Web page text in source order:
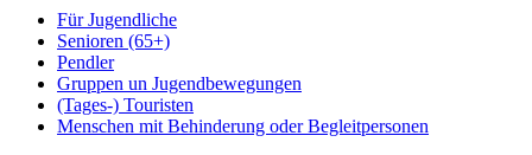
Für Jugendliche
Senioren (65+)
Pendler
Gruppen un Jugendbewegungen
(Tages-) Touristen
Menschen mit Behinderung oder Begleitpersonen